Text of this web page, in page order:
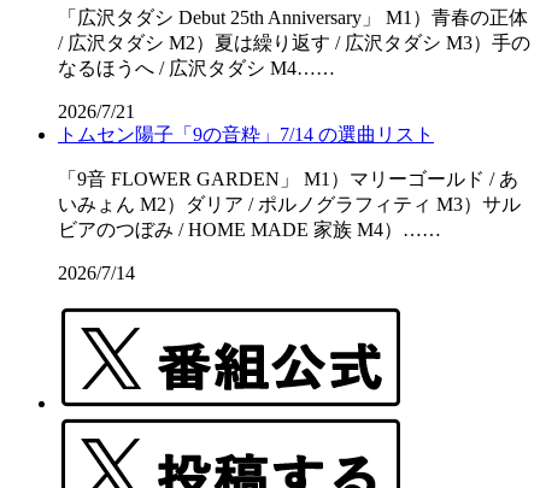
「広沢タダシ Debut 25th Anniversary」 M1）青春の正体
/ 広沢タダシ M2）夏は繰り返す / 広沢タダシ M3）手の
なるほうへ / 広沢タダシ M4……
2026/7/21
トムセン陽子「9の音粋」7/14 の選曲リスト
「9音 FLOWER GARDEN」 M1）マリーゴールド / あ
いみょん M2）ダリア / ポルノグラフィティ M3）サル
ビアのつぼみ / HOME MADE 家族 M4）……
2026/7/14